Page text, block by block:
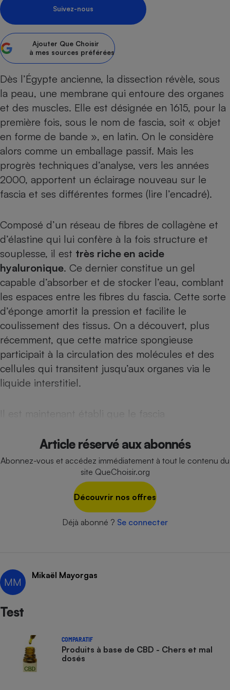
Suivez-nous
Ajouter Que Choisir
à mes sources préférées
Dès l’Égypte ancienne, la dissection révèle, sous
la peau, une membrane qui entoure des organes
et des muscles. Elle est désignée en 1615, pour la
première fois, sous le nom de fascia, soit « objet
en forme de bande », en latin. On le considère
alors comme un emballage passif. Mais les
progrès techniques d’analyse, vers les années
2000, apportent un éclairage nouveau sur le
fascia et ses différentes formes (lire l’encadré).
Composé d’un réseau de fibres de collagène et
d’élastine qui lui confère à la fois structure et
souplesse, il est très riche en acide
hyaluronique. Ce dernier constitue un gel
capable d’absorber et de stocker l’eau, comblant
les espaces entre les fibres du fascia. Cette sorte
d’éponge amortit la pression et facilite le
coulissement des tissus. On a découvert, plus
récemment, que cette matrice spongieuse
participait à la circulation des molécules et des
cellules qui transitent jusqu’aux organes via le
liquide interstitiel.
Il est maintenant établi que le fascia
Article réservé aux abonnés
Abonnez-vous et accédez immédiatement à tout le contenu du
site QueChoisir.org
Découvrir nos offres
Déjà abonné ? Se connecter
MM
Mikaël Mayorgas
Test
COMPARATIF
Produits à base de CBD - Chers et mal
dosés
bouteille
Banque
Petit électroménager -
Lave-linge
Plaque de cuisson à
induction
Climatiseur -
Ventilateur
Cafetière à expressos
Téléviseur
Téléphone mobile -
Smartphone
Antivirus
Matelas
Radiateur électrique
Climatiseur -
Ventilateur
Antimoustique